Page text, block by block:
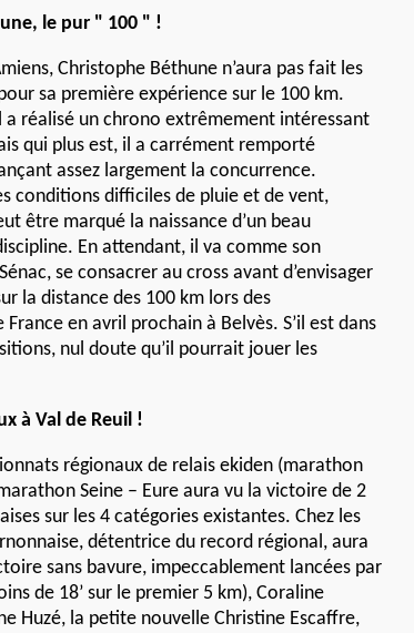
le pur " 100 " !
Christophe Béthune n’aura pas fait les
sa première expérience sur le 100 km.
a réalisé un chrono extrêmement intéressant
qui plus est, il a carrément remporté
assez largement la concurrence.
conditions difficiles de pluie et de vent,
être marqué la naissance d’un beau
En attendant, il va comme son
se consacrer au cross avant d’envisager
la distance des 100 km lors des
en avril prochain à Belvès. S’il est dans
nul doute qu’il pourrait jouer les
à Val de Reuil !
régionaux de relais ekiden (marathon
Seine – Eure aura vu la victoire de 2
sur les 4 catégories existantes. Chez les
détentrice du record régional, aura
sans bavure, impeccablement lancées par
de 18’ sur le premier 5 km), Coraline
Huzé, la petite nouvelle Christine Escaffre,